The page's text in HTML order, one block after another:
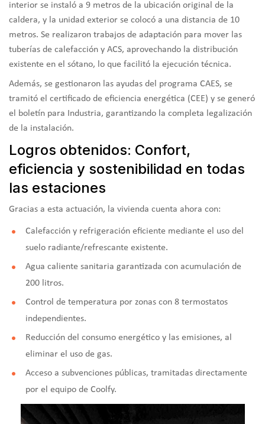
interior se instaló a 9 metros de la ubicación original de la
caldera, y la unidad exterior se colocó a una distancia de 10
metros. Se realizaron trabajos de adaptación para mover las
tuberías de calefacción y ACS, aprovechando la distribución
existente en el sótano, lo que facilitó la ejecución técnica.
Además, se gestionaron las ayudas del programa CAES, se
tramitó el certificado de eficiencia energética (CEE) y se generó
el boletín para Industria, garantizando la completa legalización
de la instalación.
Logros obtenidos: Confort,
eficiencia y sostenibilidad en todas
las estaciones
Gracias a esta actuación, la vivienda cuenta ahora con:
Calefacción y refrigeración eficiente mediante el uso del
suelo radiante/refrescante existente.
Agua caliente sanitaria garantizada con acumulación de
200 litros.
Control de temperatura por zonas con 8 termostatos
independientes.
Reducción del consumo energético y las emisiones, al
eliminar el uso de gas.
Acceso a subvenciones públicas, tramitadas directamente
por el equipo de Coolfy.